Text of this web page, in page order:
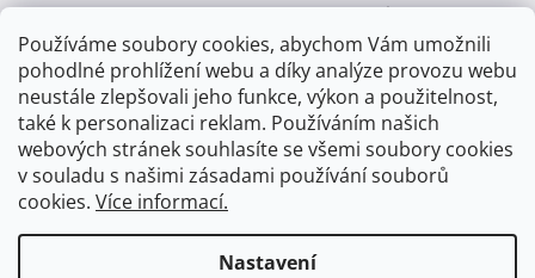
Používáme soubory cookies, abychom Vám umožnili
pohodlné prohlížení webu a díky analýze provozu webu
neustále zlepšovali jeho funkce, výkon a použitelnost,
také k personalizaci reklam. Používáním našich
webových stránek souhlasíte se všemi soubory cookies
v souladu s našimi zásadami používání souborů
cookies. Více informací.
Nastavení
podmínky ochrany osobních údajů
obchodní podmínky
MYONE s.r.o.
náš příběh
osvědčení